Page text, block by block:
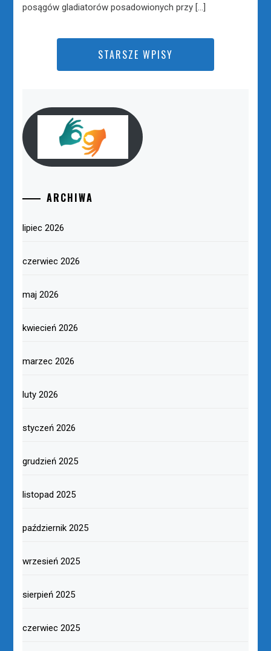
posągów gladiatorów posadowionych przy […]
STARSZE WPISY
ARCHIWA
lipiec 2026
czerwiec 2026
maj 2026
kwiecień 2026
marzec 2026
luty 2026
styczeń 2026
grudzień 2025
listopad 2025
październik 2025
wrzesień 2025
sierpień 2025
czerwiec 2025